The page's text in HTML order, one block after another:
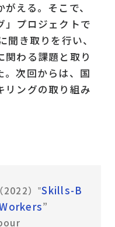
える。そこで、
」プロジェクトで
き取りを行い、
関わる課題と取り
。次回からは、国
リングの取り組み
）‟Skills-B
”